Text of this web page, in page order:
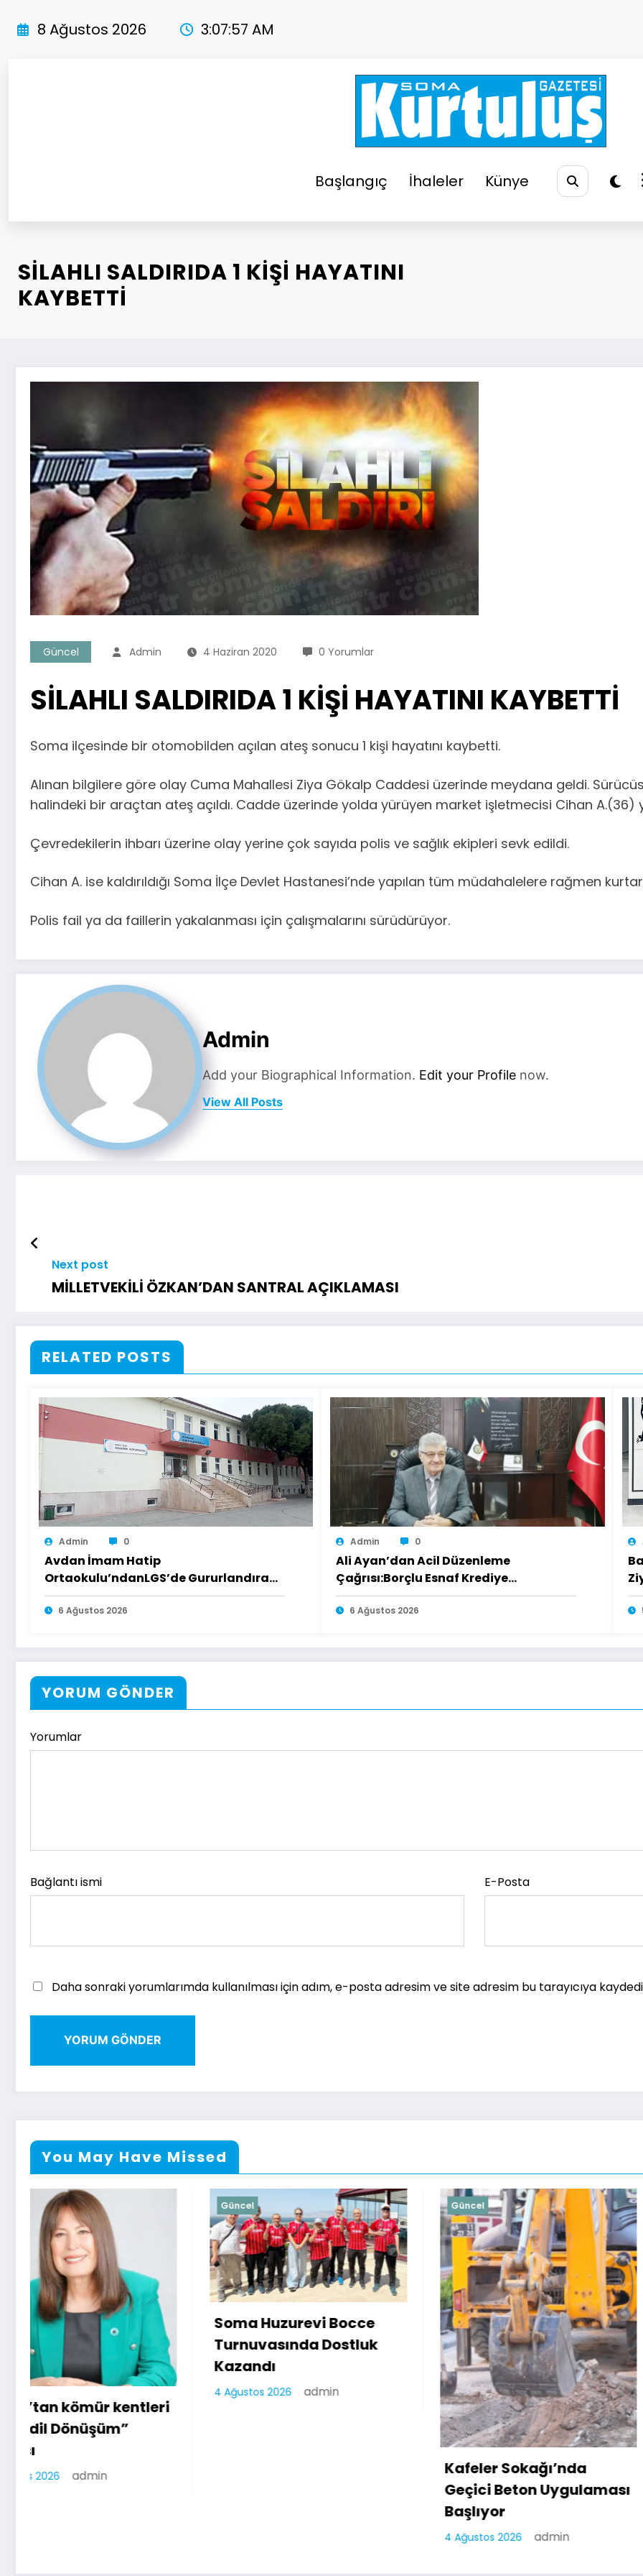
atla
8 Ağustos 2026 3:07:58 AM
Başlangıç İhaleler Künye
SİLAHLI SALDIRIDA 1 KİŞİ HAYATINI
KAYBETTİ
Güncel Admin 4 Haziran 2020 0 Yorumlar
SİLAHLI SALDIRIDA 1 KİŞİ HAYATINI KAYBETTİ
Soma ilçesinde bir otomobilden açılan ateş sonucu 1 kişi hayatını kaybetti.
Alınan bilgilere göre olay Cuma Mahallesi Ziya Gökalp Caddesi üzerinde meydana geldi.
halindeki bir araçtan ateş açıldı. Cadde üzerinde yolda yürüyen market işletmecisi Cihan A.(36)
Çevredekilerin ihbarı üzerine olay yerine çok sayıda polis ve sağlık ekipleri sevk edildi.
Cihan A. ise kaldırıldığı Soma İlçe Devlet Hastanesi’nde yapılan tüm müdahalelere rağmen
Polis fail ya da faillerin yakalanması için çalışmalarını sürüdürüyor.
Admin
Add your Biographical Information. Edit your Profile now.
View All Posts
Next post
MİLLETVEKİLİ ÖZKAN’DAN SANTRAL AÇIKLAMASI
RELATED POSTS
Admin 0
Avdan İmam Hatip
Ortaokulu’ndanLGS’de Gururlandıran
Başarı
6 Ağustos 2026
Admin 0
Ali Ayan’dan Acil Düzenleme
Çağrısı:Borçlu Esnaf Krediye
Ulaşamıyor
6 Ağustos 2026
YORUM GÖNDER
Yorumlar
Bağlantı ismi E-Posta
Daha sonraki yorumlarımda kullanılması için adım, e-posta adresim ve site adresim bu tarayıcıya
You May Have Missed
Güncel
Soma Huzurevi Bocce
Turnuvasında Dostluk
Kazandı
admin
Güncel
Geçici Beton Uygulaması
Güncel
Soma Heyetinden
Rektörü Rana
Ziyaret
30 Temmuz 2026 admin